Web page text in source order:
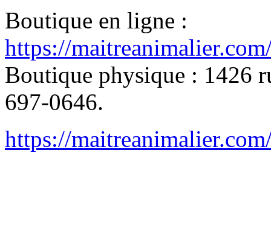
Boutique en ligne :
https://
Boutique physique : 1426
697-0646.
https://